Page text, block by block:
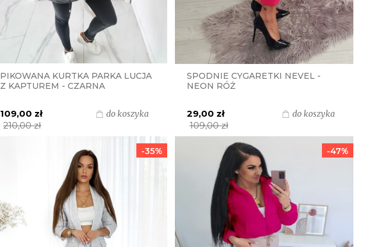
PIKOWANA KURTKA PARKA LUCJA
Z KAPTUREM - CZARNA
109,00 zł
210,00 zł
do koszyka
SPODNIE CYGARETKI NEVEL -
NEON RÓŻ
29,00 zł
109,00 zł
do koszyka
-35% -47%